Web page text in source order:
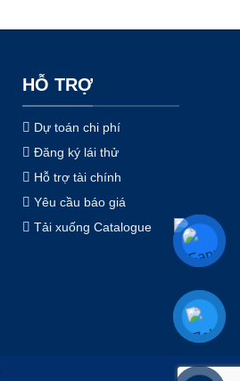
HỖ TRỢ
Dự toán chi phí
Đăng ký lái thử
Hỗ trợ tài chính
Yêu cầu báo giá
Tải xuống Catalogue